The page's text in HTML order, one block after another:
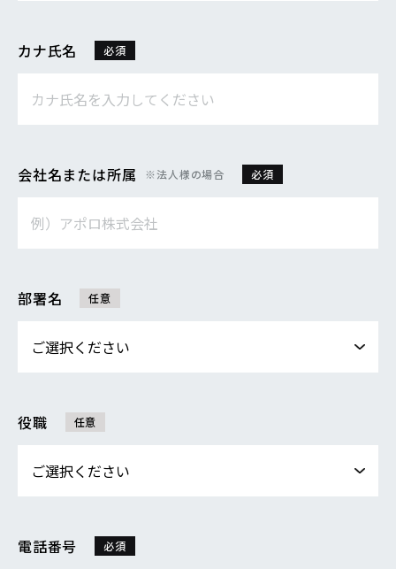
カナ氏名 必須
会社名または所属 ※法人様の場合 必須
部署名 任意
役職 任意
電話番号 必須